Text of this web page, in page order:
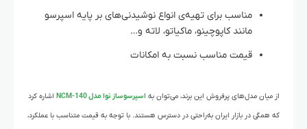
مناسب برای تهیه‌ی انواع نوشیدنی‌های بر پایه اسپرسو
مانند کاپوچینو، ماکیاتو، لاته و…
قیمت مناسب نسبت به امکانات
از میان مدل‌های پرفروش این برند، می‌توان به اسپرسوساز نوا مدل NCM-140 اشاره کرد
که همگی در بازار ایران به‌راحتی در دسترس هستند. با توجه به قیمت متناسب با عملکرد،